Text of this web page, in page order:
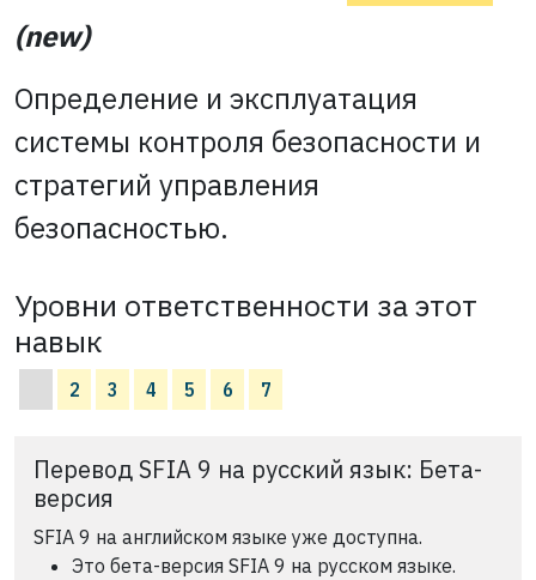
(new)
Определение и эксплуатация
системы контроля безопасности и
стратегий управления
безопасностью.
Уровни ответственности за этот
навык
2 3 4 5 6 7
Перевод SFIA 9 на русский язык: Бета-
версия
SFIA 9 на английском языке уже доступна.
Это бета-версия SFIA 9 на русском языке.